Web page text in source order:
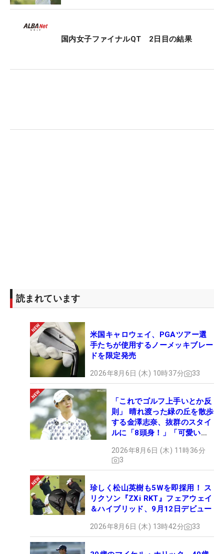
国内女子ファイナルQT 2日目の結果
読まれています
米国キャロウェイ、PGAツアー選
手たちが使用するノーメッキブレー
ドを限定発売
2026年8月6日 (木) 10時37分 33
「これでゴルフ上手いとか反
則」 晴れ渡った緑の丘を散歩
する金澤志奈、抜群のスタイ
ルに「8頭身！」「可愛いに
2026年8月6日 (木) 11時36分
3
珍しく松山英樹も5Wを即採用！ ス
リクソン『ZXi RKT』フェアウェイ
＆ハイブリッド、9月12日デビュー
2026年8月6日 (木) 13時42分 33